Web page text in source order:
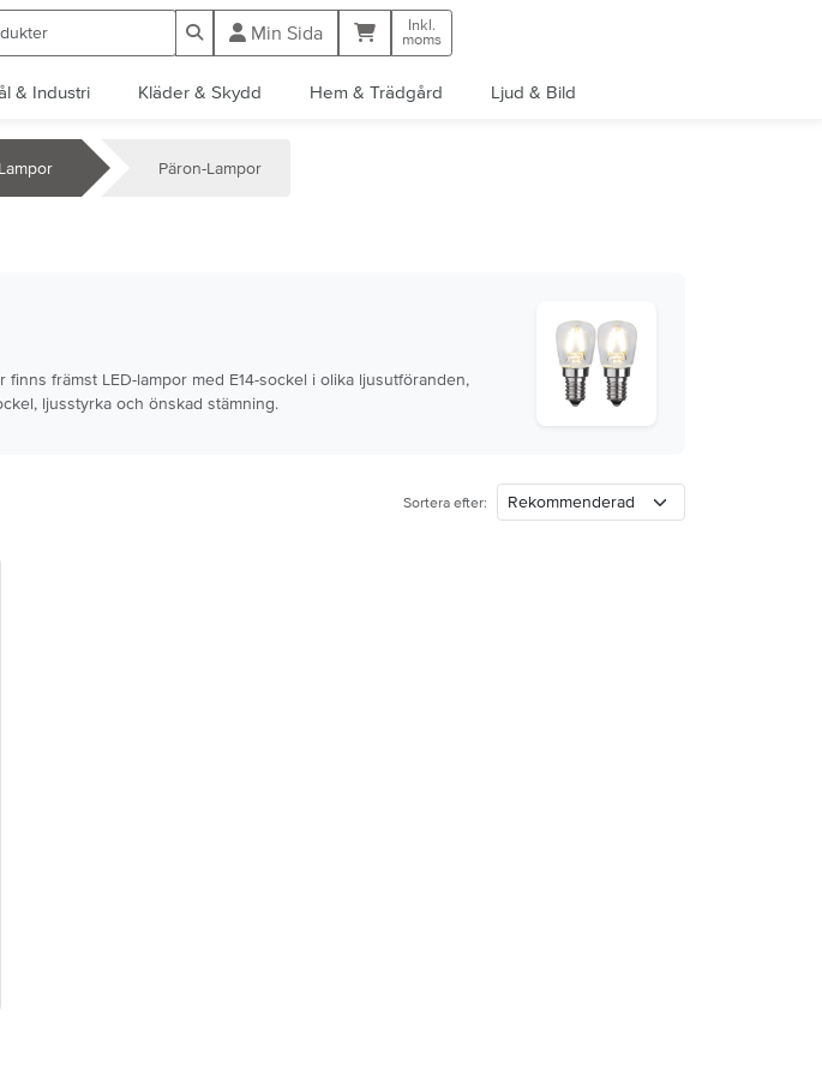
Min Sida Kundvagn
Inkl.
moms
& Industri Kläder & Skydd Hem & Trädgård Ljud & Bild
Päron-Lampor
främst LED-lampor med E14-sockel i olika ljusutföranden,
ljusstyrka och önskad stämning.
Sortera efter: